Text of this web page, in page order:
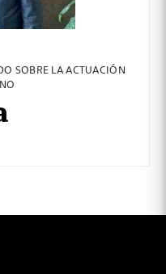
SOBRE LA ACTUACIÓN